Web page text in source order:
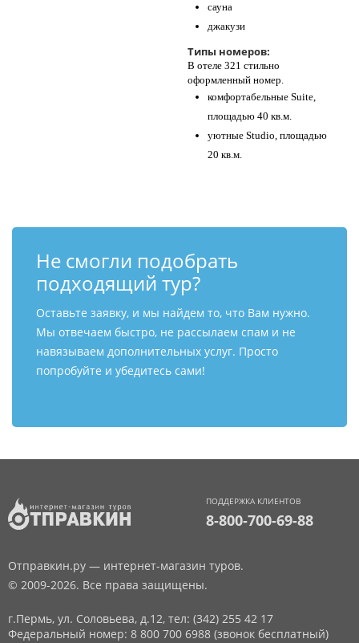
сауна
джакузи
Типы номеров:
В отеле 321 стильно
оформленный номер.
комфортабельные Suite,
площадью 40 кв.м.
уютные Studio, площадью
20 кв.м.
Не смогли подобрать
подходящий тур?
Оставьте заявку, и мы найдем то, что Вам нужно.
Мы отвечаем быстро, не рассылаем спам и не
навязываем дополнительных услуг. Просто
попробуйте и убедитесь сами!
ПОДДЕРЖКА КЛИЕНТОВ
8-800-700-69-88
Отправкин.ру — интернет-магазин туров.
© 2009-2026. Все права защищены.
г.Пермь, ул. Соловьева, д.12, тел: (342) 255 42 17
Федеральный номер: 8 800 700 6988 (звонок бесплатный)